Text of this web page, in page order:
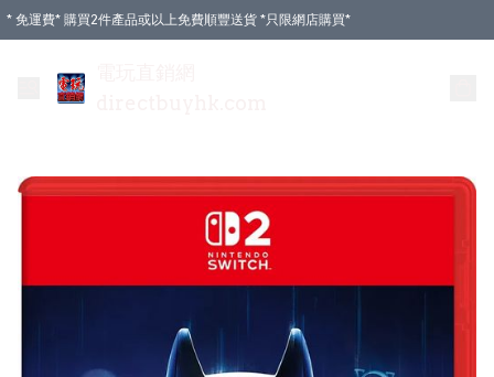
* 免運費* 購買2件產品或以上免費順豐送貨 *只限網店購買*